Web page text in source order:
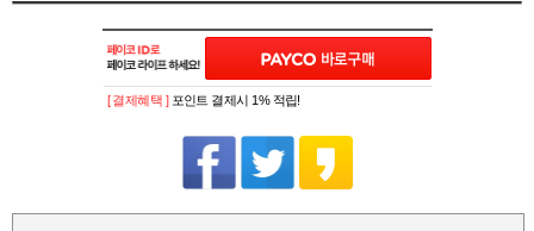
[ 결제혜택 ] 포인트 결제시 1% 적립!